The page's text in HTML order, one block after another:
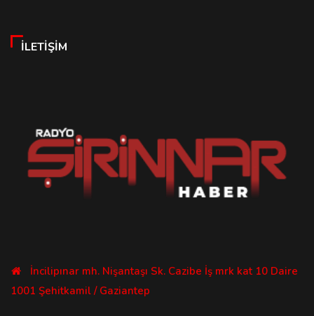
İLETIŞIM
İncilipınar mh. Nişantaşı Sk. Cazibe İş mrk kat 10 Daire
1001 Şehitkamil / Gaziantep